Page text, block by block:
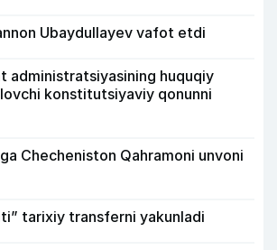
Ubaydullayev vafot etdi
administratsiyasining huquqiy
konstitutsiyaviy qonunni
Checheniston Qahramoni unvoni
tarixiy transferni yakunladi